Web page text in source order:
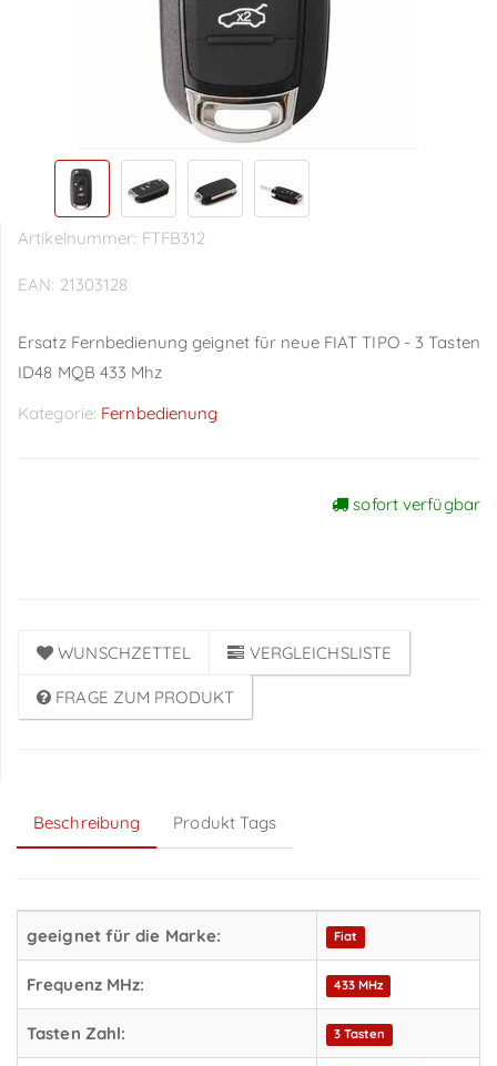
Artikelnummer: FTFB312
EAN: 21303128
Ersatz Fernbedienung geignet für neue FIAT TIPO - 3 Tasten
ID48 MQB 433 Mhz
Kategorie: Fernbedienung
sofort verfügbar
WUNSCHZETTEL VERGLEICHSLISTE
FRAGE ZUM PRODUKT
Beschreibung Produkt Tags
geeignet für die Marke: Fiat
Frequenz MHz: 433 MHz
Tasten Zahl: 3 Tasten